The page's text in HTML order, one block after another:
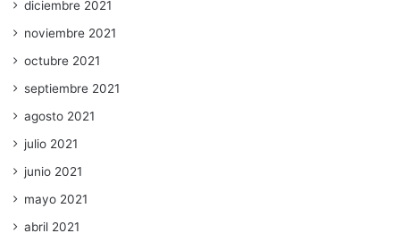
diciembre 2021
noviembre 2021
octubre 2021
septiembre 2021
agosto 2021
julio 2021
junio 2021
mayo 2021
abril 2021